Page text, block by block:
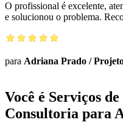
O profissional é excelente,
e solucionou o problema.
para Adriana Prado /
Você é Serviços
Consultoria para